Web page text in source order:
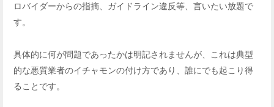
ロバイダーからの指摘、ガイドライン違反等、言いたい放題で
す。
具体的に何が問題であったかは明記されませんが、これは典型
的な悪質業者のイチャモンの付け方であり、誰にでも起こり得
ることです。